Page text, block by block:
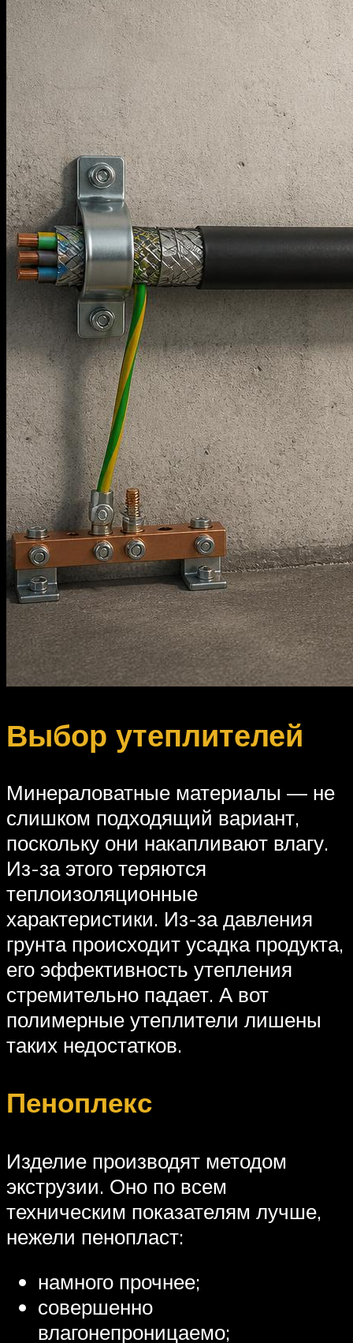
Выбор утеплителей
Минераловатные материалы — не
слишком подходящий вариант,
поскольку они накапливают влагу.
Из-за этого теряются
теплоизоляционные
характеристики. Из-за давления
грунта происходит усадка продукта,
его эффективность утепления
стремительно падает. А вот
полимерные утеплители лишены
таких недостатков.
Пеноплекс
Изделие производят методом
экструзии. Оно по всем
техническим показателям лучше,
нежели пенопласт:
намного прочнее;
совершенно
влагонепроницаемо;